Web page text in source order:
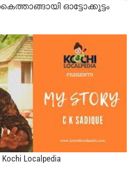
ഓട്ടോക്കൂട്ടം
Kochi Localpedia